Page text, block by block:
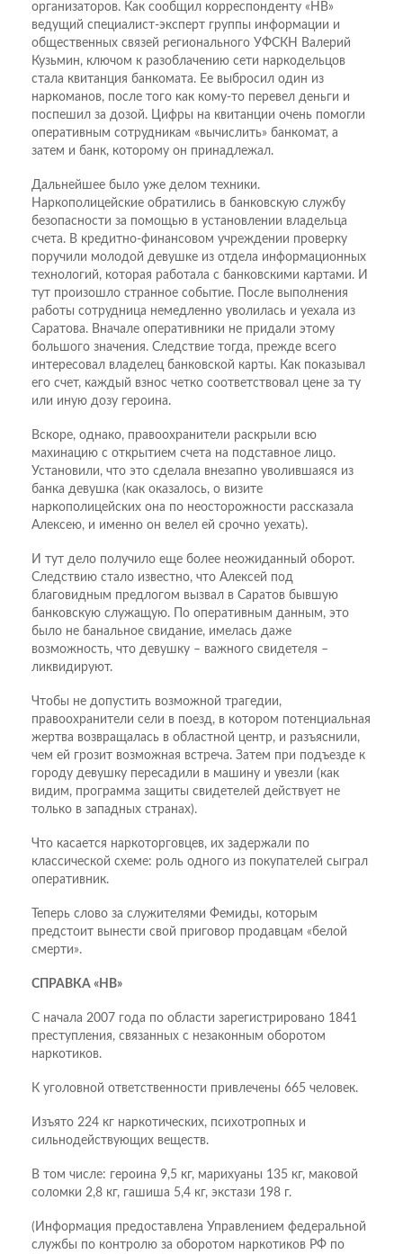
организаторов. Как сообщил корреспонденту «НВ»
ведущий специалист-эксперт группы информации и
общественных связей регионального УФСКН Валерий
Кузьмин, ключом к разоблачению сети наркодельцов
стала квитанция банкомата. Ее выбросил один из
наркоманов, после того как кому-то перевел деньги и
поспешил за дозой. Цифры на квитанции очень помогли
оперативным сотрудникам «вычислить» банкомат, а
затем и банк, которому он принадлежал.
Дальнейшее было уже делом техники.
Наркополицейские обратились в банковскую службу
безопасности за помощью в установлении владельца
счета. В кредитно-финансовом учреждении проверку
поручили молодой девушке из отдела информационных
технологий, которая работала с банковскими картами. И
тут произошло странное событие. После выполнения
работы сотрудница немедленно уволилась и уехала из
Саратова. Вначале оперативники не придали этому
большого значения. Следствие тогда, прежде всего
интересовал владелец банковской карты. Как показывал
его счет, каждый взнос четко соответствовал цене за ту
или иную дозу героина.
Вскоре, однако, правоохранители раскрыли всю
махинацию с открытием счета на подставное лицо.
Установили, что это сделала внезапно уволившаяся из
банка девушка (как оказалось, о визите
наркополицейских она по неосторожности рассказала
Алексею, и именно он велел ей срочно уехать).
И тут дело получило еще более неожиданный оборот.
Следствию стало известно, что Алексей под
благовидным предлогом вызвал в Саратов бывшую
банковскую служащую. По оперативным данным, это
было не банальное свидание, имелась даже
возможность, что девушку – важного свидетеля –
ликвидируют.
Чтобы не допустить возможной трагедии,
правоохранители сели в поезд, в котором потенциальная
жертва возвращалась в областной центр, и разъяснили,
чем ей грозит возможная встреча. Затем при подъезде к
городу девушку пересадили в машину и увезли (как
видим, программа защиты свидетелей действует не
только в западных странах).
Что касается наркоторговцев, их задержали по
классической схеме: роль одного из покупателей сыграл
оперативник.
Теперь слово за служителями Фемиды, которым
предстоит вынести свой приговор продавцам «белой
смерти».
СПРАВКА «НВ»
С начала 2007 года по области зарегистрировано 1841
преступления, связанных с незаконным оборотом
наркотиков.
К уголовной ответственности привлечены 665 человек.
Изъято 224 кг наркотических, психотропных и
сильнодействующих веществ.
В том числе: героина 9,5 кг, марихуаны 135 кг, маковой
соломки 2,8 кг, гашиша 5,4 кг, экстази 198 г.
(Информация предоставлена Управлением федеральной
службы по контролю за оборотом наркотиков РФ по